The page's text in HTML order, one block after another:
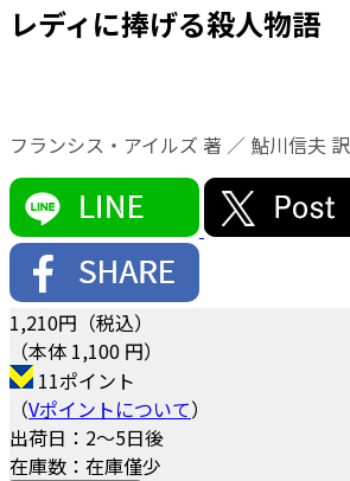
レディに捧げる殺人物語
フランシス・アイルズ 著 ／ 鮎川信夫 訳
1,210円（税込）
（本体 1,100 円）
11ポイント
（Vポイントについて）
出荷日：2～5日後
在庫数：在庫僅少